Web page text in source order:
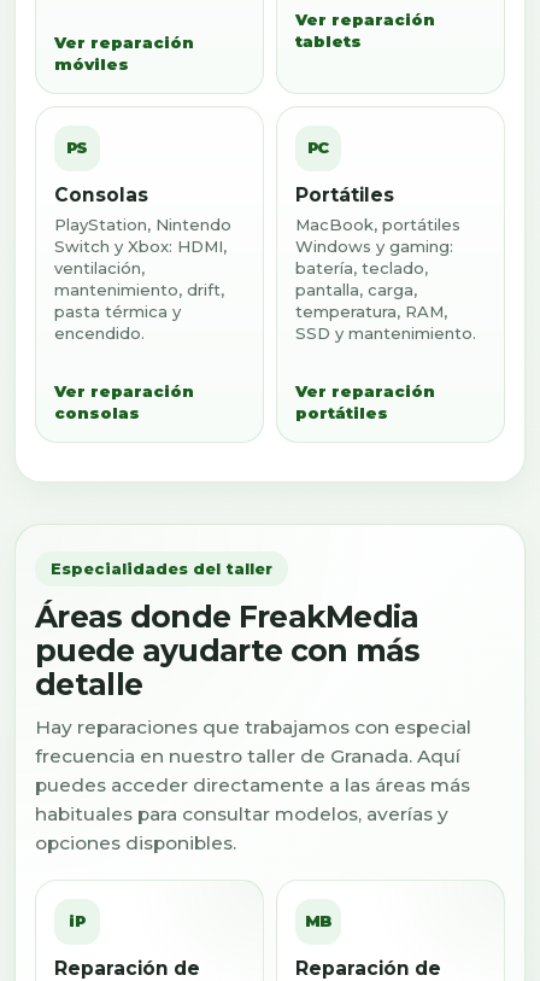
Ver reparación
móviles
Ver reparación
tablets
PS
Consolas
PlayStation, Nintendo
Switch y Xbox: HDMI,
ventilación,
mantenimiento, drift,
pasta térmica y
encendido.
Ver reparación
consolas
PC
Portátiles
MacBook, portátiles
Windows y gaming:
batería, teclado,
pantalla, carga,
temperatura, RAM,
SSD y mantenimiento.
Ver reparación
portátiles
Especialidades del taller
Áreas donde FreakMedia
puede ayudarte con más
detalle
Hay reparaciones que trabajamos con especial
frecuencia en nuestro taller de Granada. Aquí
puedes acceder directamente a las áreas más
habituales para consultar modelos, averías y
opciones disponibles.
iP
Reparación de
MB
Reparación de